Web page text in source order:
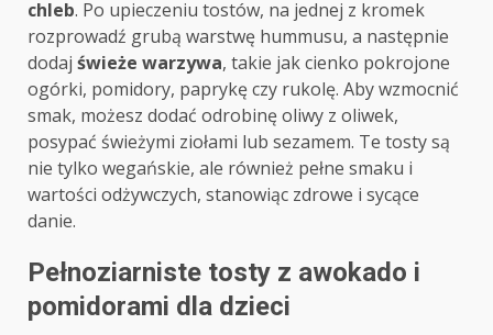
chleb. Po upieczeniu tostów, na jednej z kromek
rozprowadź grubą warstwę hummusu, a następnie
dodaj świeże warzywa, takie jak cienko pokrojone
ogórki, pomidory, paprykę czy rukolę. Aby wzmocnić
smak, możesz dodać odrobinę oliwy z oliwek,
posypać świeżymi ziołami lub sezamem. Te tosty są
nie tylko wegańskie, ale również pełne smaku i
wartości odżywczych, stanowiąc zdrowe i sycące
danie.
Pełnoziarniste tosty z awokado i
pomidorami dla dzieci